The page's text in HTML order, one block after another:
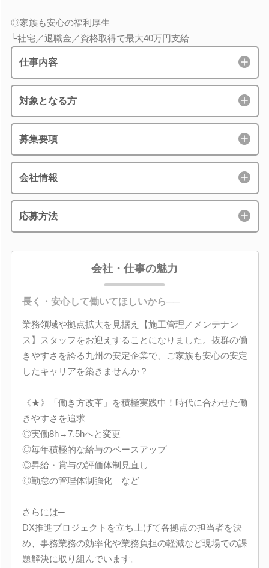
◎家族も安心の福利厚生
└社宅／退職金／資格取得で最大40万円支給
仕事内容
対象となる方
募集要項
会社情報
応募方法
会社・仕事の魅力
長く・安心して働いてほしいから──
業務領域や拠点拡大を見据え【施工管理／メンテナン
ス】スタッフをお迎えすることになりました。抜群の働
きやすさを誇る九州の安定企業で、ご家族も安心の安定
したキャリアを築きませんか？
《★》「働き方改革」を積極実践中！時代に合わせた働
きやすさを追求
◎実働8h→7.5hへと変更
◎毎年積極的な給与のベースアップ
◎昇給・賞与の評価体制見直し
◎勤怠の管理体制強化 など
さらには─
DX推進プロジェクトを立ち上げて各拠点の担当者を決
め、事務業務の効率化や業務負担の軽減など現場での課
題解決に取り組んでいます。